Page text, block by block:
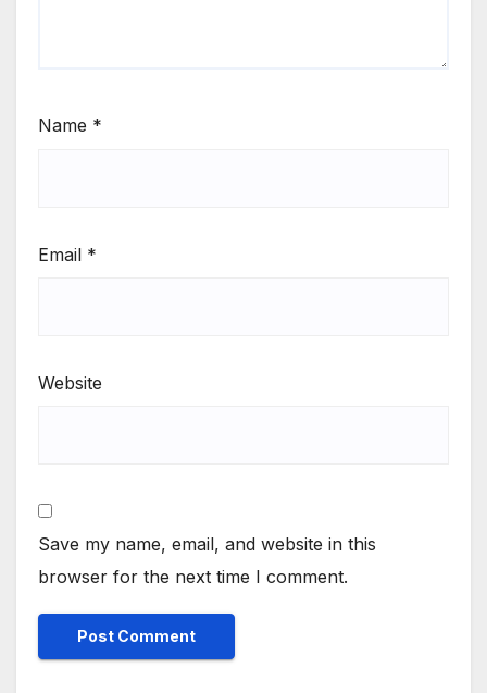
Name *
Email *
Website
Save my name, email, and website in this
browser for the next time I comment.